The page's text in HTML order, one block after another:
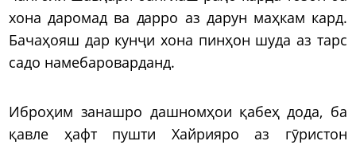
хона даромад ва дарро аз дарун маҳкам кард.
Бачаҳояш дар кунҷи хона пинҳон шуда аз тарс
садо намебароварданд.
Иброҳим занашро дашномҳои қабеҳ дода, ба
қавле ҳафт пушти Хайрияро аз гӯристон